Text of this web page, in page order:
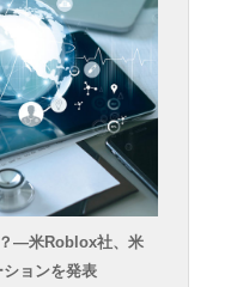
？―米Roblox社、米
ョンを発表